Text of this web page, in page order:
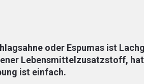
oder Espumas ist
Lebensmittelzusatzstoff,
ist einfach.